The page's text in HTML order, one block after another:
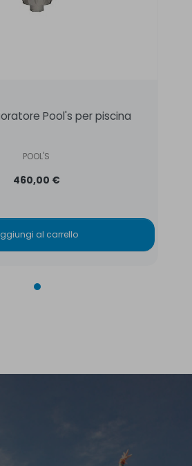
Pool's per piscina
POOL'S
460,00 €
al carrello